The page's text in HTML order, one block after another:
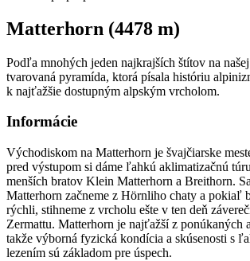
Matterhorn (4478 m)
Podľa mnohých jeden najkrajších štítov na
tvarovaná pyramída, ktorá písala históriu
k najťažšie dostupným alpským vrcholom.
Informácie
Východiskom na Matterhorn je švajčiarske
pred výstupom si dáme ľahkú aklimatizačnú
menších bratov Klein Matterhorn a Breithorn.
Matterhorn začneme z Hörnliho chaty a pokiaľ
rýchli, stihneme z vrcholu ešte v ten deň
Zermattu. Matterhorn je najťažší z ponúkaných
takže výborná fyzická kondícia a skúsenosti s
lezením sú základom pre úspech.